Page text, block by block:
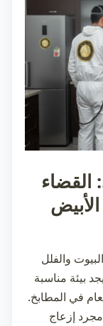
القضاء
والفلل
بيئة مناسبة
في المطابخ.
إزعاج